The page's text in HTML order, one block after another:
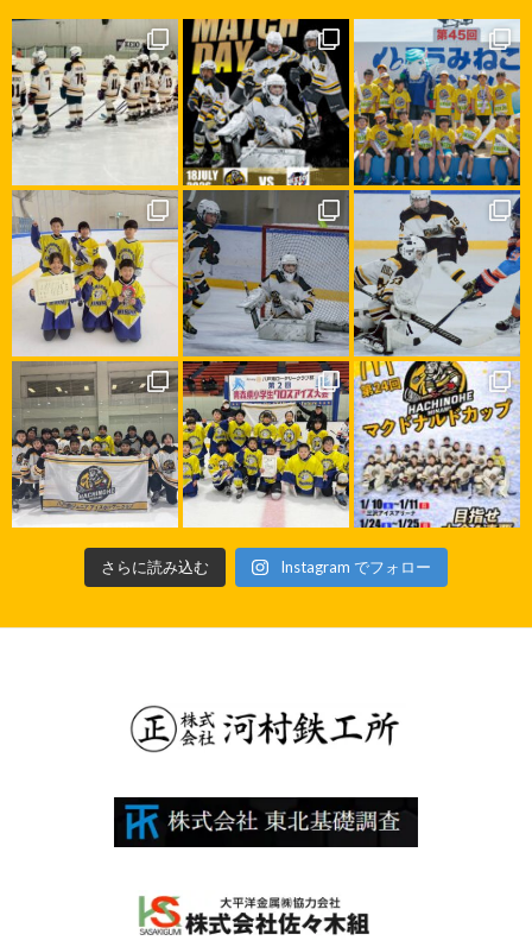
さらに読み込む Instagram でフォロー